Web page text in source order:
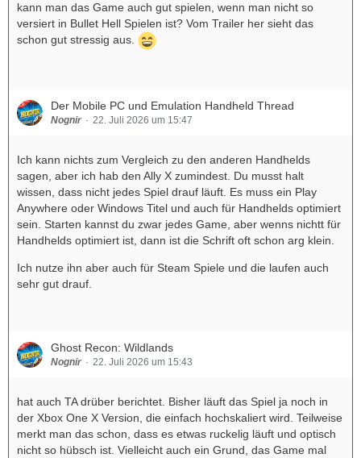
kann man das Game auch gut spielen, wenn man nicht so
versiert in Bullet Hell Spielen ist? Vom Trailer her sieht das
schon gut stressig aus.
Der Mobile PC und Emulation Handheld Thread
Nognir 22. Juli 2026 um 15:47
Ich kann nichts zum Vergleich zu den anderen Handhelds
sagen, aber ich hab den Ally X zumindest. Du musst halt
wissen, dass nicht jedes Spiel drauf läuft. Es muss ein Play
Anywhere oder Windows Titel und auch für Handhelds optimiert
sein. Starten kannst du zwar jedes Game, aber wenns nichtt für
Handhelds optimiert ist, dann ist die Schrift oft schon arg klein.
Ich nutze ihn aber auch für Steam Spiele und die laufen auch
sehr gut drauf.
Ghost Recon: Wildlands
Nognir 22. Juli 2026 um 15:43
hat auch TA drüber berichtet. Bisher läuft das Spiel ja noch in
der Xbox One X Version, die einfach hochskaliert wird. Teilweise
merkt man das schon, dass es etwas ruckelig läuft und optisch
nicht so hübsch ist. Vielleicht auch ein Grund, das Game mal